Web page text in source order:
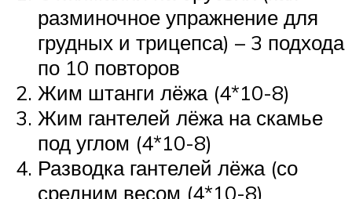
разминочное упражнение для
грудных и трицепса) – 3 подхода
по 10 повторов
Жим штанги лёжа (4*10-8)
Жим гантелей лёжа на скамье
под углом (4*10-8)
Разводка гантелей лёжа (со
средним весом (4*10-8)